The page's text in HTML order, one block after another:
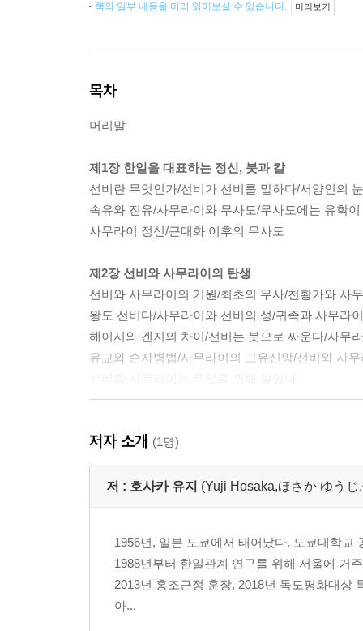
책의 일부 내용을 미리 읽어보실 수 있습니다. 미리보기
목차
머리말
제1장 한일을 대표하는 정신, 붓과 칼
선비란 무엇인가/선비가 선비를 말하다/서양인의
속유와 진유/사무라이와 무사도/무사도에는 유학
사무라이 정신/근대화 이후의 무사도
제2장 선비와 사무라이의 탄생
선비와 사무라이의 기원/최초의 무사/천황가와 사
왕도 선비다/사무라이와 선비의 성/귀족과 사무라이
헤이시와 겐지의 차이/선비는 붓으로 싸운다/사무
유교와 손자병법/사무라이의 고유신앙/선비와 사
아시카가 요시미쓰와 아시카가 요시마사
이황과 성혼, 일본 학풍의 원류가 되다/손자병법의
오다 노부나가와 도요토미 히데요시/일본 유학의
도쿠가와와 미토학/김옥균과 민영익
맺음말
참고문헌
저자 소개 (1명)
저 : 호사카 유지 (Yuji Hosaka,ほさか ゆうじ
1956년, 일본 도쿄에서 태어났다. 도쿄대학
1988년부터 한일관계 연구를 위해 서울에 거
2013년 홍조근정 훈장, 2018년 독도평화대상
아...